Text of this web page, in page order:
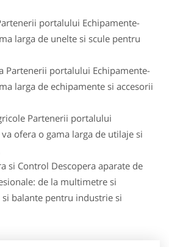
portalului Echipamente-
larga de unelte si scule pentru
Partenerii portalului Echipamente-
larga de echipamente si accesorii
Partenerii portalului
ofera o gama larga de utilaje si
si Control Descopera aparate de
de la multimetre si
balante pentru industrie si